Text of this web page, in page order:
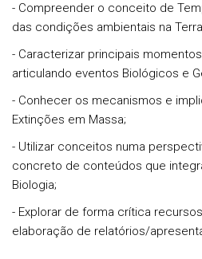
- Compreender o conceito de
das condições ambientais na
- Caracterizar principais
articulando eventos Biológicos e
- Conhecer os mecanismos e
Extinções em Massa;
- Utilizar conceitos numa
concreto de conteúdos que
Biologia;
- Explorar de forma crítica
elaboração de relatórios/